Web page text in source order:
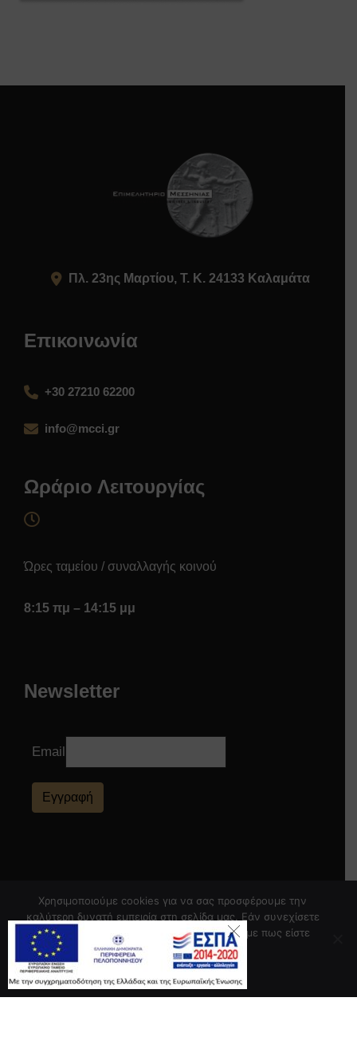
Πλ. 23ης Μαρτίου, Τ. Κ. 24133 Καλαμάτα
Επικοινωνία
+30 27210 62200
info@mcci.gr
Ωράριο Λειτουργίας
Ώρες ταμείου / συναλλαγής κοινού
8:15 πμ – 14:15 μμ
Newsletter
Email
Εγγραφή
Portal Επιμελητηρίου Μεσσηνίας
Χρησιμοποιούμε cookies για να σας προσφέρουμε την
καλύτερη δυνατή εμπειρία στη σελίδα μας. Εάν συνεχίσετε
να χρησιμοποιείτε τη σελίδα, θα υποθέσουμε πως είστε
ικανοποιημένοι με αυτό.
Εντάξει